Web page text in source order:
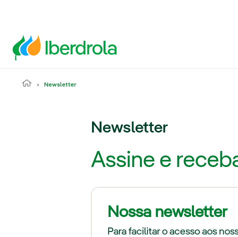
Newsletter
Newsletter
Assine e
Nossa newsletter
Para facilitar o acesso aos